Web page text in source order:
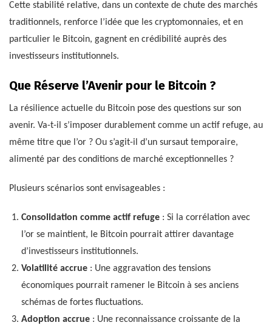
Cette stabilité relative, dans un contexte de chute des marchés
traditionnels, renforce l’idée que les cryptomonnaies, et en
particulier le Bitcoin, gagnent en crédibilité auprès des
investisseurs institutionnels.
Que Réserve l’Avenir pour le Bitcoin ?
La résilience actuelle du Bitcoin pose des questions sur son
avenir. Va-t-il s’imposer durablement comme un actif refuge, au
même titre que l’or ? Ou s’agit-il d’un sursaut temporaire,
alimenté par des conditions de marché exceptionnelles ?
Plusieurs scénarios sont envisageables :
Consolidation comme actif refuge : Si la corrélation avec
l’or se maintient, le Bitcoin pourrait attirer davantage
d’investisseurs institutionnels.
Volatilité accrue : Une aggravation des tensions
économiques pourrait ramener le Bitcoin à ses anciens
schémas de fortes fluctuations.
Adoption accrue : Une reconnaissance croissante de la